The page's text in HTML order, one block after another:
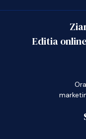
Editia